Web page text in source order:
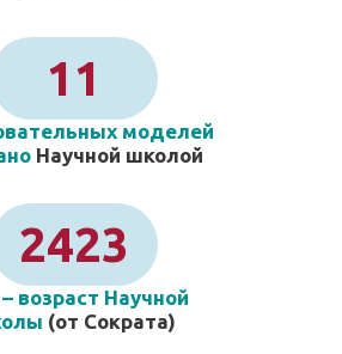
11
моделей
Научной школой
2423
возраст Научной
(от Сократа)